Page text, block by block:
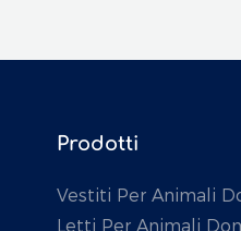
Prodotti
Vestiti Per Animali
Letti Per Animali